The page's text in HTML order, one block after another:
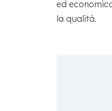
ed
la qualità.